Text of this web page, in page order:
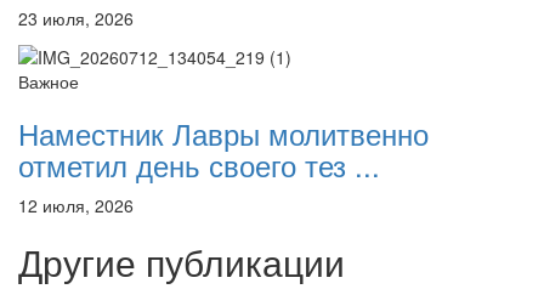
23 июля, 2026
Важное
Наместник Лавры молитвенно
отметил день своего тез ...
12 июля, 2026
Другие публикации